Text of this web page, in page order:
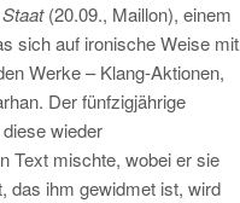
(20.09., Maillon), einem
sich auf ironische Weise mit
Werke – Klang-Aktionen,
Der fünfzigjährige
wieder
Text mischte, wobei er sie
das ihm gewidmet ist, wird